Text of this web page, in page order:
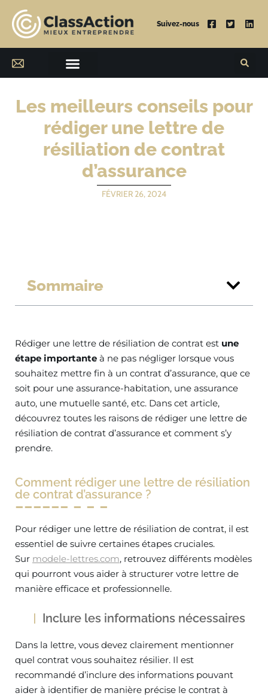
Suivez-nous
Les meilleurs conseils pour
rédiger une lettre de
résiliation de contrat
d’assurance
FÉVRIER 26, 2024
Sommaire
Rédiger une lettre de résiliation de contrat est une
étape importante à ne pas négliger lorsque vous
souhaitez mettre fin à un contrat d’assurance, que ce
soit pour une assurance-habitation, une assurance
auto, une mutuelle santé, etc. Dans cet article,
découvrez toutes les raisons de rédiger une lettre de
résiliation de contrat d’assurance et comment s’y
prendre.
Comment rédiger une lettre de résiliation
de contrat d’assurance ?
Pour rédiger une lettre de résiliation de contrat, il est
essentiel de suivre certaines étapes cruciales.
Sur modele-lettres.com, retrouvez différents modèles
qui pourront vous aider à structurer votre lettre de
manière efficace et professionnelle.
Inclure les informations nécessaires
Dans la lettre, vous devez clairement mentionner
quel contrat vous souhaitez résilier. Il est
recommandé d’inclure des informations pouvant
aider à identifier de manière précise le contrat à